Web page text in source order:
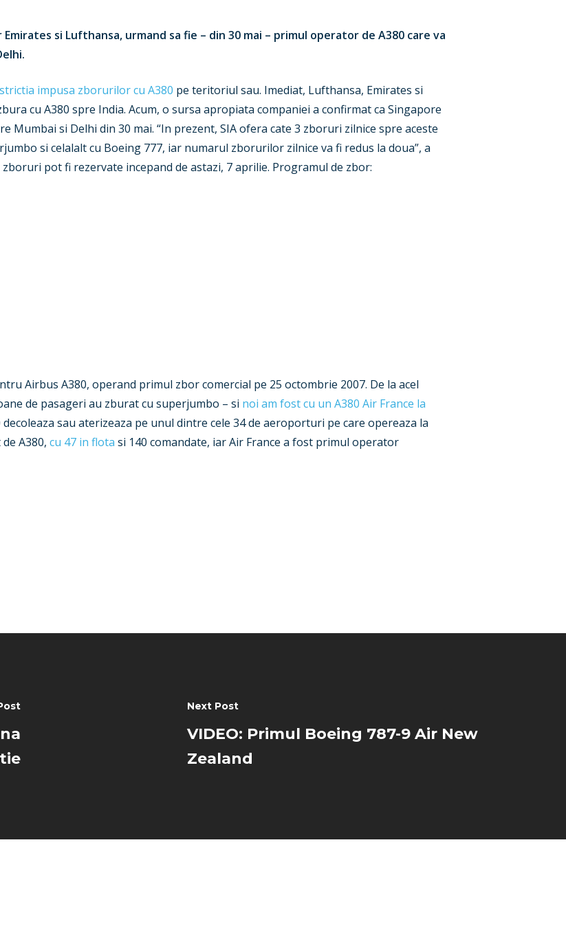
si Lufthansa, urmand sa fie – din 30 mai – primul operator de A380 care va
impusa zborurilor cu A380 pe teritoriul sau. Imediat, Lufthansa, Emirates si
cu A380 spre India. Acum, o sursa apropiata companiei a confirmat ca Singapore
Mumbai si Delhi din 30 mai. “In prezent, SIA ofera cate 3 zboruri zilnice spre aceste
si celalalt cu Boeing 777, iar numarul zborurilor zilnice va fi redus la doua”, a
pot fi rezervate incepand de astazi, 7 aprilie. Programul de zbor:
Airbus A380, operand primul zbor comercial pe 25 octombrie 2007. De la acel
de pasageri au zburat cu superjumbo – si noi am fost cu un A380 Air France la
decoleaza sau aterizeaza pe unul dintre cele 34 de aeroporturi pe care opereaza la
A380, cu 47 in flota si 140 comandate, iar Air France a fost primul operator
Next Post
VIDEO: Primul Boeing 787-9 Air New
Zealand